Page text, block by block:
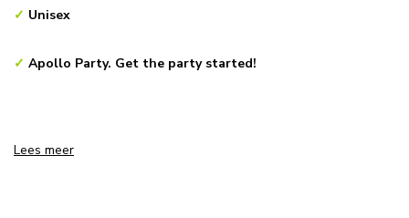
✓ Unisex
✓ Apollo Party. Get the party started!
Lees meer